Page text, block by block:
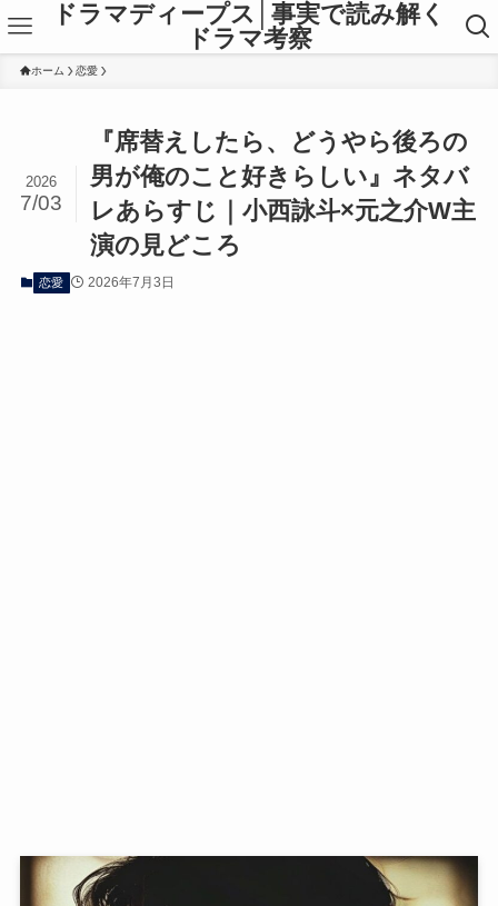
ドラマディープス│事実で読み解く
ドラマ考察
ホーム 恋愛
『席替えしたら、どうやら後ろの
男が俺のこと好きらしい』ネタバ
レあらすじ｜小西詠斗×元之介W主
演の見どころ
2026
7/03
恋愛 2026年7月3日